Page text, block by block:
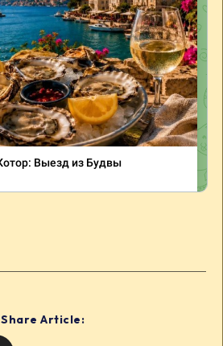
Share Article: